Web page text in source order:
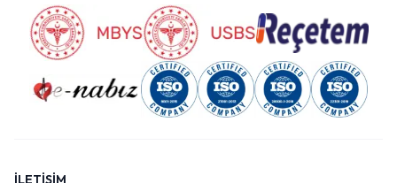
İLETİŞİM